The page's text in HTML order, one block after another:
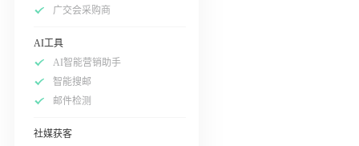
广交会采购商
AI工具
AI智能营销助手
智能搜邮
邮件检测
社媒获客